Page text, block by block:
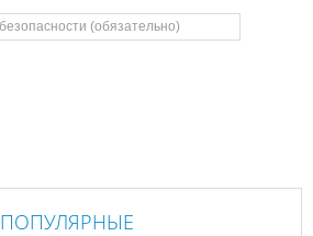
ПОПУЛЯРНЫЕ